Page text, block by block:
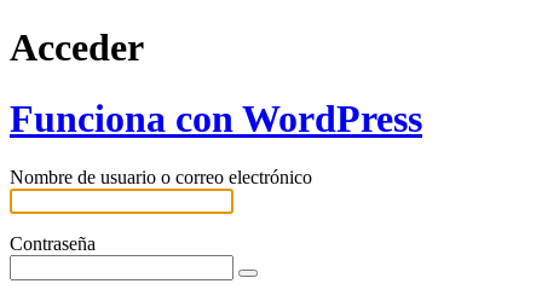
Acceder
Funciona con WordPress
Nombre de usuario o correo electrónico
Contraseña